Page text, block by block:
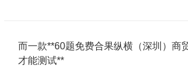
而一款**60题免费合果纵横（深圳）商
才能测试**